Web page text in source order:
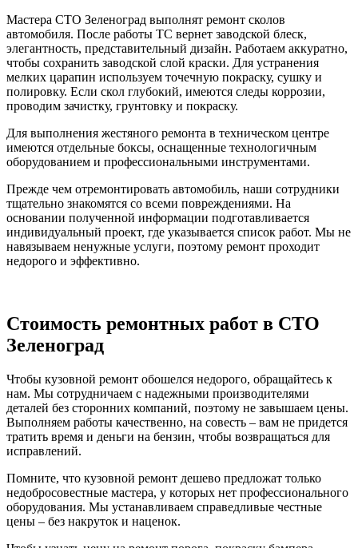
Мастера СТО Зеленоград выполнят ремонт сколов
автомобиля. После работы ТС вернет заводской блеск,
элегантность, представительный дизайн. Работаем аккуратно,
чтобы сохранить заводской слой краски. Для устранения
мелких царапин используем точечную покраску, сушку и
полировку. Если скол глубокий, имеются следы коррозии,
проводим зачистку, грунтовку и покраску.
Для выполнения жестяного ремонта в техническом центре
имеются отдельные боксы, оснащенные технологичным
оборудованием и профессиональными инструментами.
Прежде чем отремонтировать автомобиль, наши сотрудники
тщательно знакомятся со всеми повреждениями. На
основании полученной информации подготавливается
индивидуальный проект, где указывается список работ. Мы не
навязываем ненужные услуги, поэтому ремонт проходит
недорого и эффективно.
Стоимость ремонтных работ в СТО
Зеленоград
Чтобы кузовной ремонт обошелся недорого, обращайтесь к
нам. Мы сотрудничаем с надежными производителями
деталей без сторонних компаний, поэтому не завышаем цены.
Выполняем работы качественно, на совесть – вам не придется
тратить время и деньги на бензин, чтобы возвращаться для
исправлений.
Помните, что кузовной ремонт дешево предложат только
недобросовестные мастера, у которых нет профессионального
оборудования. Мы устанавливаем справедливые честные
цены – без накруток и наценок.